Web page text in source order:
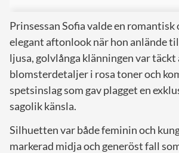
Prinsessan Sofia valde en romantisk
elegant aftonlook när hon anlände
ljusa, golvlånga klänningen var täckt
blomsterdetaljer i rosa toner och
spetsinslag som gav plagget en
sagolik känsla.
Silhuetten var både feminin och
markerad midja och generöst fall